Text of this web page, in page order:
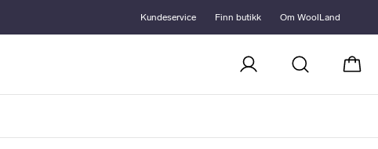
Kundeservice Finn butikk Om WoolLand